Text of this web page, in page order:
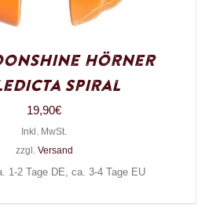
Hörner
Spiral
19,90€
Inkl. MwSt.
zzgl. Versand
1-2 Tage DE, ca. 3-4 Tage EU